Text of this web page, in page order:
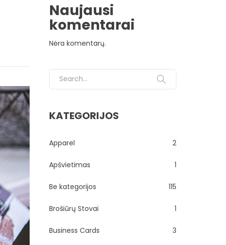
Naujausi
komentarai
Nėra komentarų.
Search for:
KATEGORIJOS
Apparel 2
Apšvietimas 1
Be kategorijos 115
Brošiūrų Stovai 1
Business Cards 3